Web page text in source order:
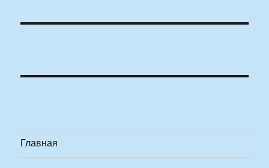
Главная